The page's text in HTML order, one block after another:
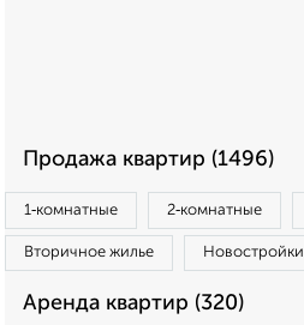
Продажа квартир (1496)
1‑комнатные 2‑комнатные
Вторичное жилье Новостройки
Аренда квартир (320)